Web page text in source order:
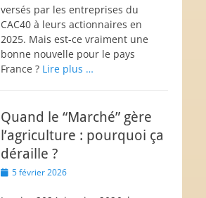
versés par les entreprises du
CAC40 à leurs actionnaires en
2025. Mais est-ce vraiment une
bonne nouvelle pour le pays
France ? Lire plus …
Quand le “Marché” gère
l’agriculture : pourquoi ça
déraille ?
Posted5 février 2026